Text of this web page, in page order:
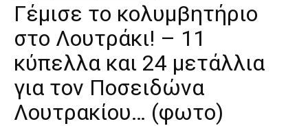
Γέμισε το κολυμβητήριο
στο Λουτράκι! – 11
κύπελλα και 24 μετάλλια
για τον Ποσειδώνα
Λουτρακίου… (φωτο)